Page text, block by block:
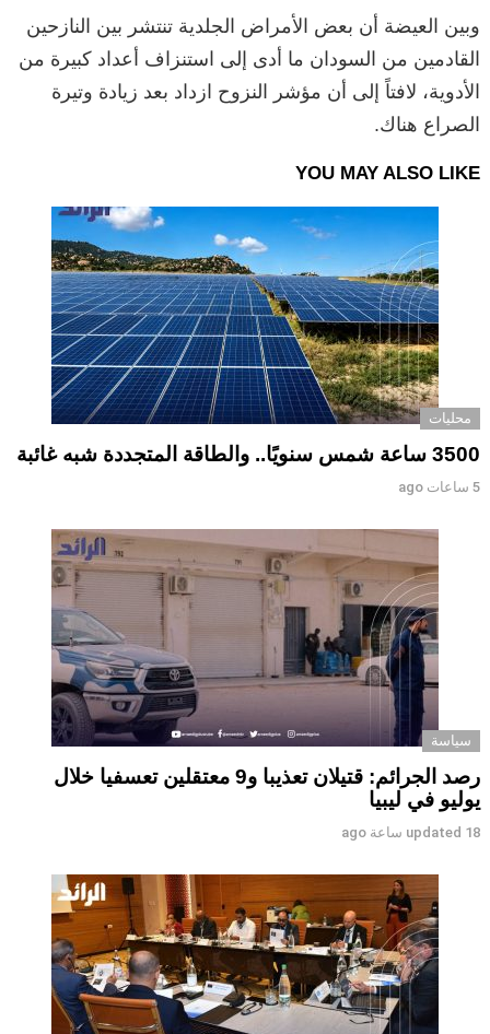
وبين العيضة أن بعض الأمراض الجلدية تنتشر بين النازحين
القادمين من السودان ما أدى إلى استنزاف أعداد كبيرة من
الأدوية، لافتاً إلى أن مؤشر النزوح ازداد بعد زيادة وتيرة
الصراع هناك.
YOU MAY ALSO LIKE
محليات
3500 ساعة شمس سنويًا.. والطاقة المتجددة شبه غائبة
5 ساعات ago
سياسة
رصد الجرائم: قتيلان تعذيبا و9 معتقلين تعسفيا خلال
يوليو في ليبيا
updated 18 ساعة ago